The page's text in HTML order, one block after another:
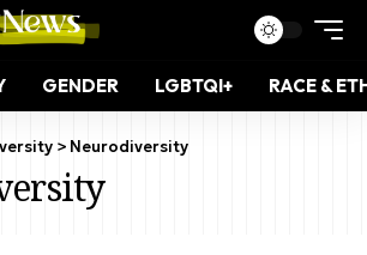
GENDER LGBTQI+ RACE &
> Neurodiversity